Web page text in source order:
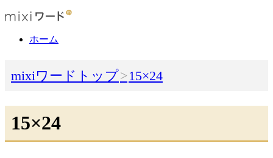
ホーム
mixiワードトップ 15×24
15×24